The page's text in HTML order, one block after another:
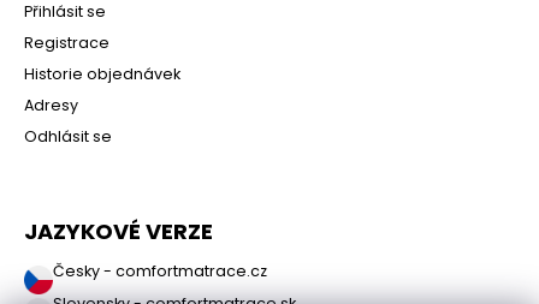
Přihlásit se
Registrace
Historie objednávek
Adresy
Odhlásit se
JAZYKOVÉ VERZE
Česky - comfortmatrace.cz